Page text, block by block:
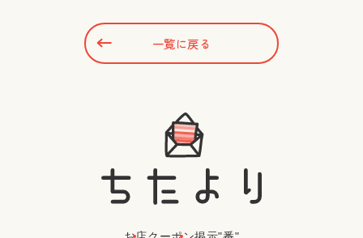
一覧に戻る